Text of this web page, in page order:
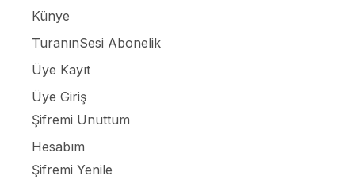
Künye
TuranınSesi Abonelik
Üye Kayıt
Üye Giriş
Şifremi Unuttum
Hesabım
Şifremi Yenile